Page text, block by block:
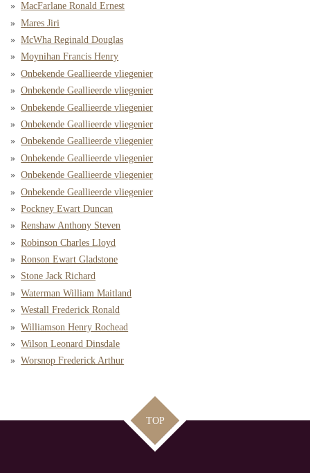
MacFarlane Ronald Ernest
Mares Jiri
McWha Reginald Douglas
Moynihan Francis Henry
Onbekende Geallieerde vliegenier
Onbekende Geallieerde vliegenier
Onbekende Geallieerde vliegenier
Onbekende Geallieerde vliegenier
Onbekende Geallieerde vliegenier
Onbekende Geallieerde vliegenier
Onbekende Geallieerde vliegenier
Onbekende Geallieerde vliegenier
Pockney Ewart Duncan
Renshaw Anthony Steven
Robinson Charles Lloyd
Ronson Ewart Gladstone
Stone Jack Richard
Waterman William Maitland
Westall Frederick Ronald
Williamson Henry Rochead
Wilson Leonard Dinsdale
Worsnop Frederick Arthur
TOP